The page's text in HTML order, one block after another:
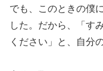
でも、このときの僕
した。だから、「す
ください」と、自分